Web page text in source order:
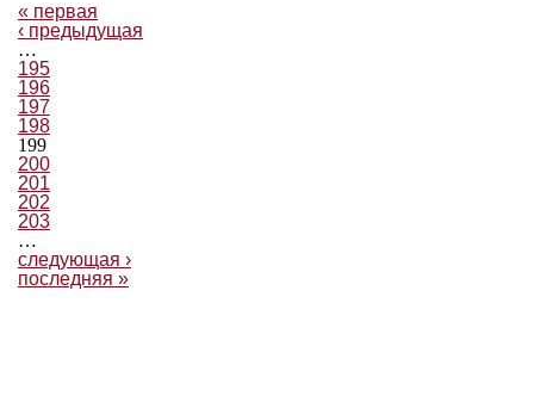
« первая
‹ предыдущая
…
195
196
197
198
199
200
201
202
203
…
следующая ›
последняя »